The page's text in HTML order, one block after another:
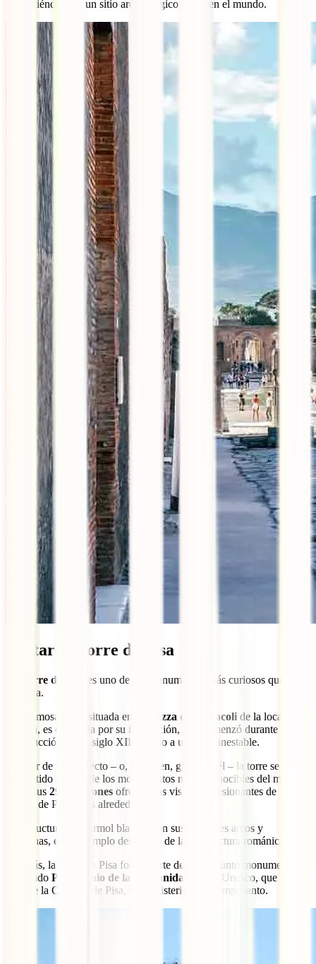
convirtiéndola en un sitio arqueológico único en el mundo.
Visitar la Torre de Pisa
Torre de Pisa
es uno de los monumentos más curiosos que ver
en Italia.
Esta famosa torre, situada en la
Piazza dei Miracoli de la localidad
de Pisa, es conocida por su inclinación, que comenzó durante su
construcción, en el siglo XII, debido a un suelo inestable.
A pesar de este defecto – o, más bien, gracias a él – la torre se ha
convertido en uno de los monumentos más reconocibles del mundo.
Subir sus 294 escalones ofrece unas vistas impresionantes de la
ciudad de Pisa y sus alrededores.
La estructura de mármol blanco, con sus elegantes arcos y
columnas, es un ejemplo destacado de la arquitectura románica.
Además, la Torre de Pisa forma parte de un conjunto monumental,
declarado Patrimonio de la Humanidad
por la Unesco, que
incluye la Catedral de Pisa, el Baptisterio y el Camposanto.